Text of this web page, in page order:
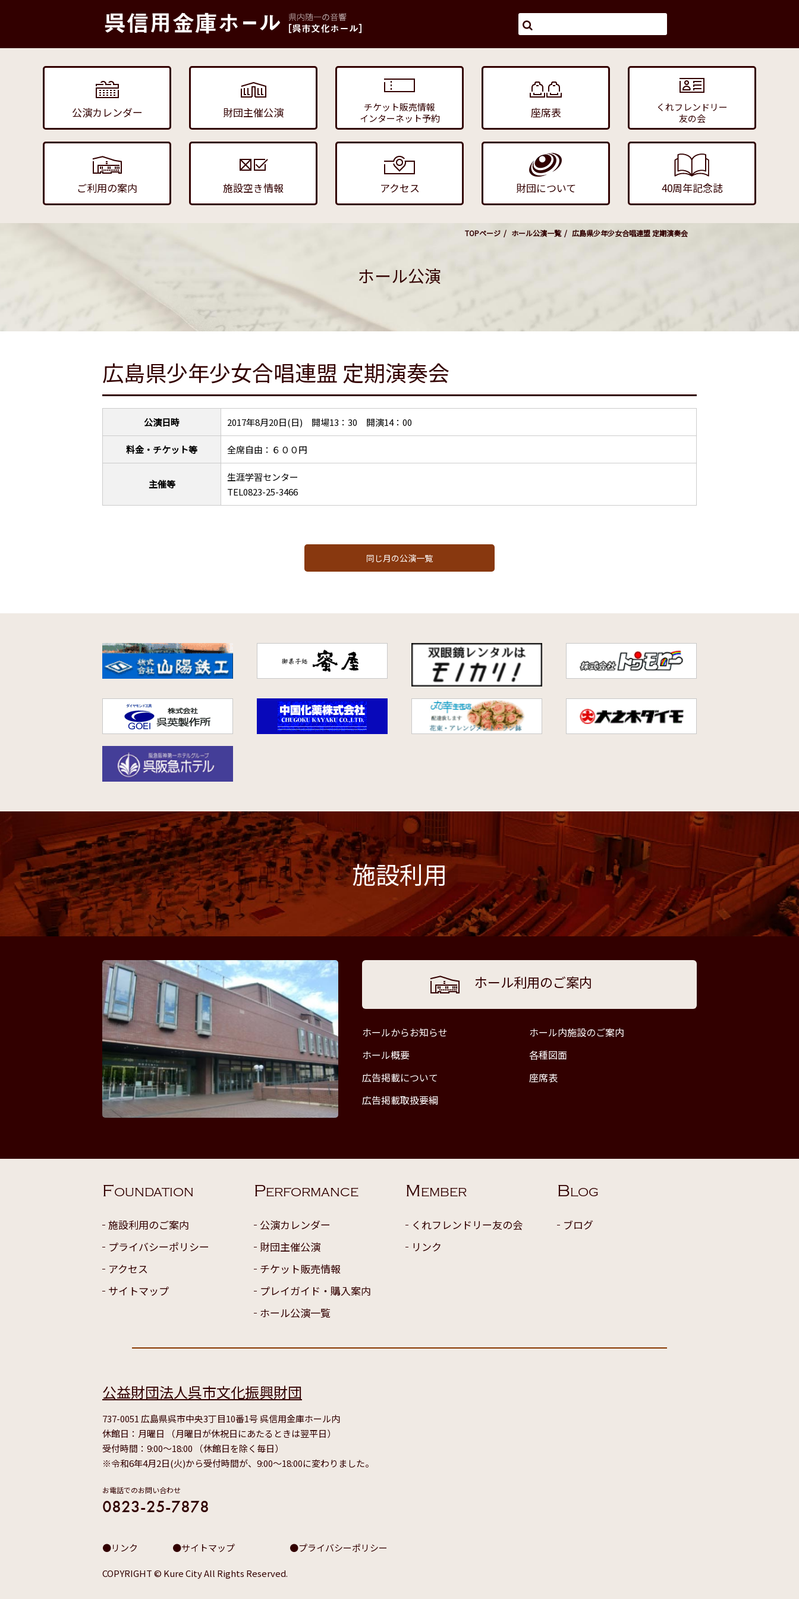
公演カレンダー 財団主催公演
チケット販売情報
インターネット予約
座席表
くれフレンドリー
友の会
ご利用の案内 施設空き情報 アクセス 財団について 40周年記念誌
TOPページ ホール公演一覧 広島県少年少女合唱連盟 定期演奏会
ホール公演
広島県少年少女合唱連盟 定期演奏会
公演日時 2017年8月20日(日) 開場13：30 開演14：00
料金・チケット等 全席自由：６００円
主催等
生涯学習センター
TEL0823-25-3466
同じ月の公演一覧
施設利用
ホール利用のご案内
ホールからお知らせ
ホール内施設のご案内
ホール概要
各種図面
広告掲載について
座席表
広告掲載取扱要綱
FOUNDATION
施設利用のご案内
プライバシーポリシー
アクセス
サイトマップ
PERFORMANCE
公演カレンダー
財団主催公演
チケット販売情報
プレイガイド・購入案内
ホール公演一覧
MEMBER
くれフレンドリー友の会
リンク
BLOG
ブログ
公益財団法人呉市文化振興財団
737-0051 広島県呉市中央3丁目10番1号 呉信用金庫ホール内
休館日：月曜日 （月曜日が休祝日にあたるときは翌平日）
受付時間：9:00～18:00 （休館日を除く毎日）
※令和6年4月2日(火)から受付時間が、9:00～18:00に変わりました。
お電話でのお問い合わせ
0823-25-7878
リンク サイトマップ プライバシーポリシー
COPYRIGHT © Kure City All Rights Reserved.